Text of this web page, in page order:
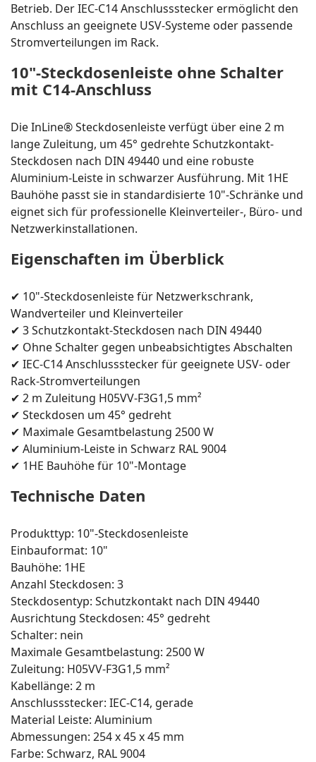
Betrieb. Der IEC-C14 Anschlussstecker ermöglicht den
Anschluss an geeignete USV-Systeme oder passende
Stromverteilungen im Rack.
10"-Steckdosenleiste ohne Schalter
mit C14-Anschluss
Die InLine® Steckdosenleiste verfügt über eine 2 m
lange Zuleitung, um 45° gedrehte Schutzkontakt-
Steckdosen nach DIN 49440 und eine robuste
Aluminium-Leiste in schwarzer Ausführung. Mit 1HE
Bauhöhe passt sie in standardisierte 10"-Schränke und
eignet sich für professionelle Kleinverteiler-, Büro- und
Netzwerkinstallationen.
Eigenschaften im Überblick
✔ 10"-Steckdosenleiste für Netzwerkschrank,
Wandverteiler und Kleinverteiler
✔ 3 Schutzkontakt-Steckdosen nach DIN 49440
✔ Ohne Schalter gegen unbeabsichtigtes Abschalten
✔ IEC-C14 Anschlussstecker für geeignete USV- oder
Rack-Stromverteilungen
✔ 2 m Zuleitung H05VV-F3G1,5 mm²
✔ Steckdosen um 45° gedreht
✔ Maximale Gesamtbelastung 2500 W
✔ Aluminium-Leiste in Schwarz RAL 9004
✔ 1HE Bauhöhe für 10"-Montage
Technische Daten
Produkttyp: 10"-Steckdosenleiste
Einbauformat: 10"
Bauhöhe: 1HE
Anzahl Steckdosen: 3
Steckdosentyp: Schutzkontakt nach DIN 49440
Ausrichtung Steckdosen: 45° gedreht
Schalter: nein
Maximale Gesamtbelastung: 2500 W
Zuleitung: H05VV-F3G1,5 mm²
Kabellänge: 2 m
Anschlussstecker: IEC-C14, gerade
Material Leiste: Aluminium
Abmessungen: 254 x 45 x 45 mm
Farbe: Schwarz, RAL 9004